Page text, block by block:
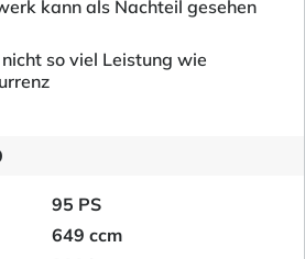
kann als Nachteil gesehen
so viel Leistung wie
95 PS
649 ccm